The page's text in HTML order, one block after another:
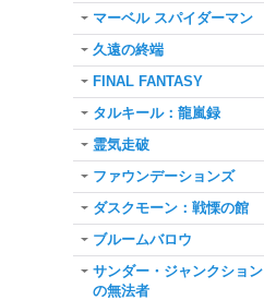
マーベル スパイダーマン
久遠の終端
FINAL FANTASY
タルキール：龍嵐録
霊気走破
ファウンデーションズ
ダスクモーン：戦慄の館
ブルームバロウ
サンダー・ジャンクション
の無法者